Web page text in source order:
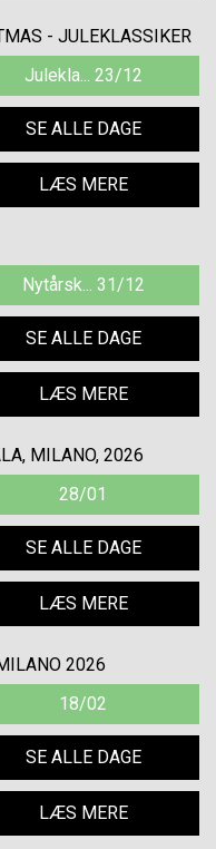
- JULEKLASSIKER
Julekla... 23/12
SE ALLE DAGE
LÆS MERE
Nytårsk... 31/12
SE ALLE DAGE
LÆS MERE
MILANO, 2026
28/01
SE ALLE DAGE
LÆS MERE
2026
18/02
SE ALLE DAGE
LÆS MERE